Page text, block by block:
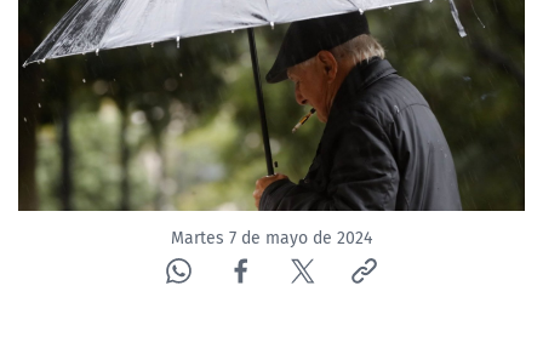
ACTUALIDAD Y TENDENCIAS
CORPORATIVO Y TRANSPARENCIA
CANAL DE DENUNCIAS
ÁREA DE PROYECTOS
Martes 7 de mayo de 2024